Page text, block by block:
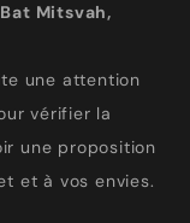
Mitsvah,
une attention
vérifier la
une proposition
et à vos envies.